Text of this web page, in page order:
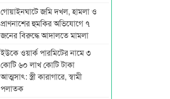
গোয়াইনঘাটে জমি দখল, হামলা ও
প্রাণনাশের হুমকির অভিযোগে ৭
জনের বিরুদ্ধে আদালতে মামলা
ইউকে ওয়ার্ক পারমিটের নামে ৩
কোটি ৬০ লাখ কোটি টাকা
আত্মসাৎ: স্ত্রী কারাগারে, স্বামী
পলাতক